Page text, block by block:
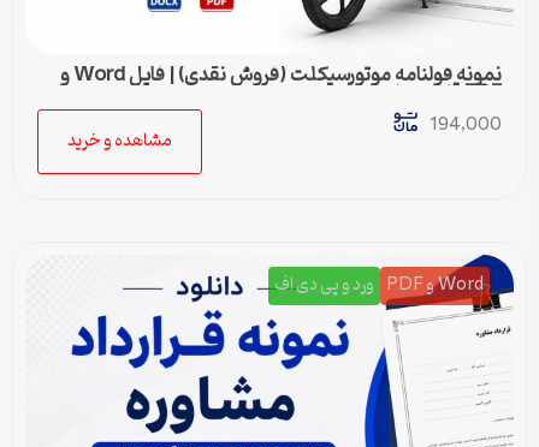
نمونه قولنامه موتورسیکلت (فروش نقدی) | فایل Word و
194,000
مشاهده و خرید
Word و PDF ورد و پی دی اف